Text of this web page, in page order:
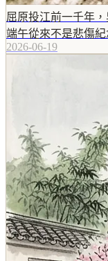
屈原投江前一千年
端午從來不是悲傷紀
2026-06-19